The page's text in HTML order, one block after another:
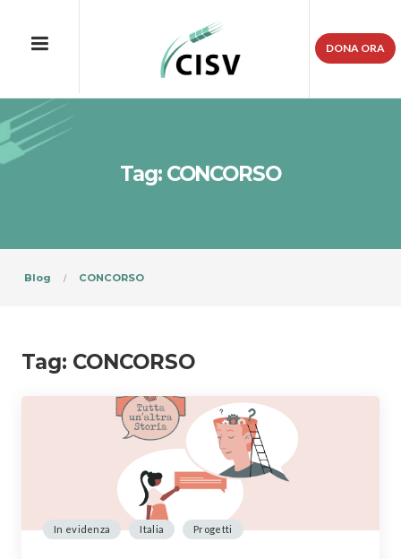
DONA ORA
Tag: CONCORSO
Blog CONCORSO
Tag: CONCORSO
In evidenza Italia Progetti